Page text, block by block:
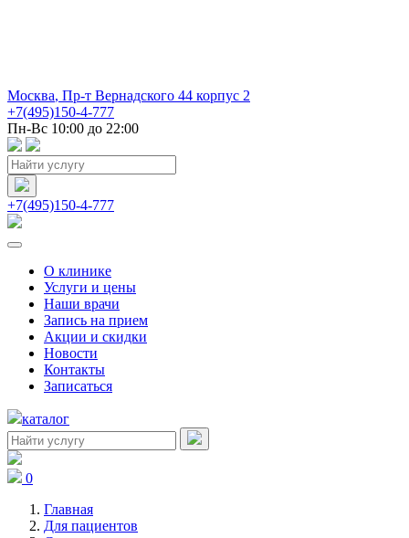
Москва, Пр-т Вернадского 44 корпус 2
+7(495)150-4-777
Пн-Вс 10:00 до 22:00
+7(495)150-4-777
О клинике
Услуги и цены
Наши врачи
Запись на прием
Акции и скидки
Новости
Контакты
Записаться
каталог
0
Главная
Для пациентов